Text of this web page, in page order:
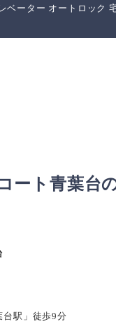
ベーター オートロック
ート青葉台
台駅」徒歩9分